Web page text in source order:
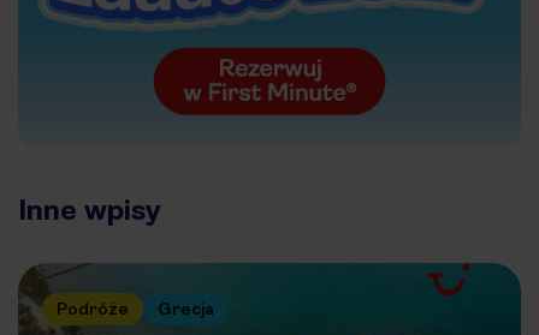
Inne wpisy
Podróże Grecja